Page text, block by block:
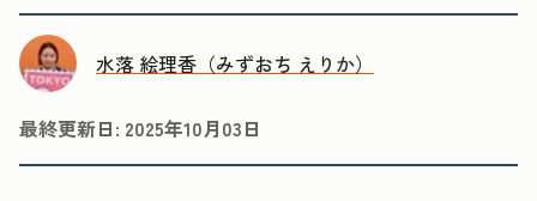
水落 絵理香（みずおち えりか）
最終更新日: 2025年10月03日